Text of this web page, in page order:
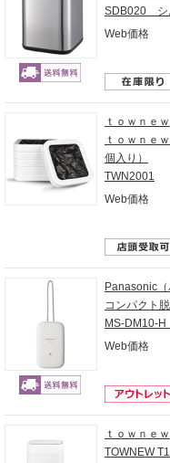
SDB020 シ
Web価格
ｔｏｗｎｅｗ
ｔｏｗｎｅ
個入り）
TWN2001
Web価格
Panasonic（
コンパクト
MS-DM10-
Web価格
ｔｏｗｎｅｗ
TOWNEW